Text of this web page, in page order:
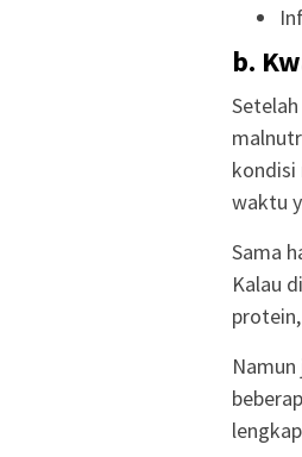
b.
kondisi
waktu
Sama
Kalau